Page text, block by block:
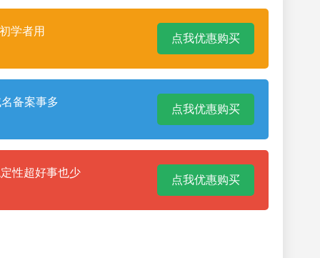
学者用
点我优惠购买
备案事多
点我优惠购买
性超好事也少
点我优惠购买